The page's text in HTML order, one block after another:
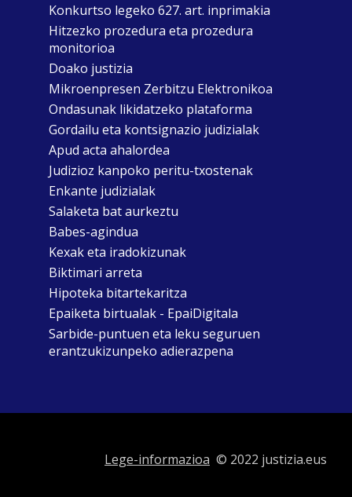
Konkurtso legeko 627. art. inprimakia
Hitzezko prozedura eta prozedura
monitorioa
Doako justizia
Mikroenpresen Zerbitzu Elektronikoa
Ondasunak likidatzeko plataforma
Gordailu eta kontsignazio judizialak
Apud acta ahalordea
Judizioz kanpoko peritu-txostenak
Enkante judizialak
Salaketa bat aurkeztu
Babes-agindua
Kexak eta iradokizunak
Biktimari arreta
Hipoteka bitartekaritza
Epaiketa birtualak - EpaiDigitala
Sarbide-puntuen eta leku seguruen
erantzukizunpeko adierazpena
Lege-informazioa © 2022 justizia.eus